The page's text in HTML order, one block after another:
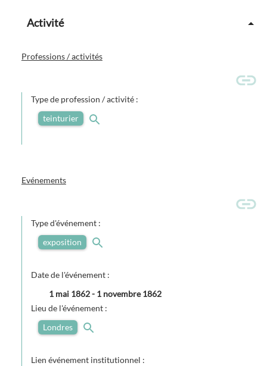
Activité
Professions / activités
Type de profession / activité :
teinturier
Evénements
Type d'événement :
exposition
Date de l'événement :
1 mai 1862- 1 novembre 1862
Lieu de l'événement :
Londres
Lien événement institutionnel :